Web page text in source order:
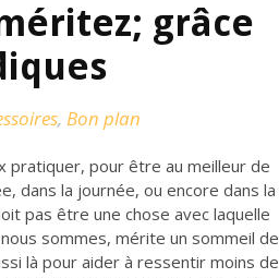
grâce
, Bon plan
pratiquer, pour être au meilleur de
dans la journée, ou encore dans la
pas être une chose avec laquelle
sommes, mérite un sommeil de
là pour aider à ressentir moins de